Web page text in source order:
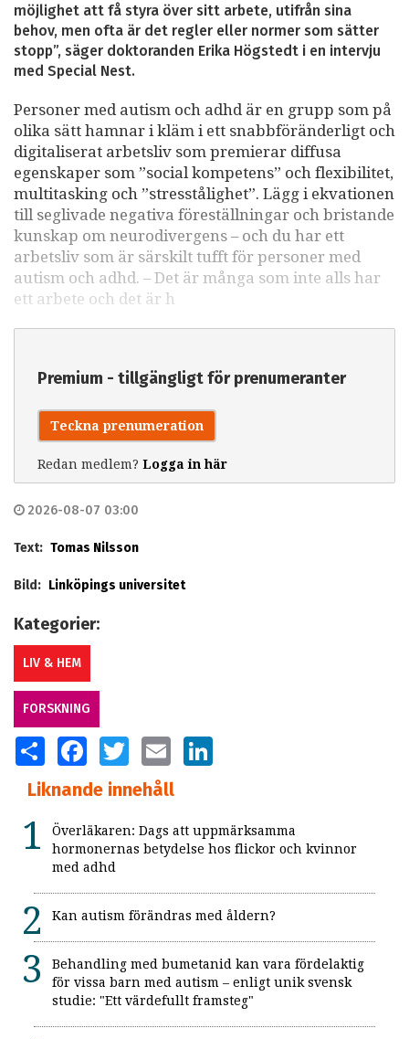
möjlighet att få styra över sitt arbete, utifrån sina
behov, men ofta är det regler eller normer som sätter
stopp”, säger doktoranden Erika Högstedt i en intervju
med Special Nest.
Personer med autism och adhd är en grupp som på
olika sätt hamnar i kläm i ett snabbföränderligt och
digitaliserat arbetsliv som premierar diffusa
egenskaper som ”social kompetens” och flexibilitet,
multitasking och ”stresstålighet”. Lägg i ekvationen
till seglivade negativa föreställningar och bristande
kunskap om neurodivergens – och du har ett
arbetsliv som är särskilt tufft för personer med
autism och adhd. – Det är många som inte alls har
ett arbete och det är h
Premium - tillgängligt för prenumeranter
Teckna prenumeration
Redan medlem? Logga in här
2026-08-07 03:00
Text: Tomas Nilsson
Bild: Linköpings universitet
Kategorier:
LIV & HEM
FORSKNING
SHARE FACEBOOKTWITTER EMAIL
Liknande innehåll
Överläkaren: Dags att uppmärksamma
hormonernas betydelse hos flickor och kvinnor
med adhd
Kan autism förändras med åldern?
Behandling med bumetanid kan vara fördelaktig
för vissa barn med autism – enligt unik svensk
studie: "Ett värdefullt framsteg"